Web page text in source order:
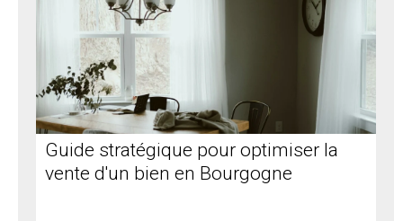
Guide stratégique pour optimiser la
vente d'un bien en Bourgogne